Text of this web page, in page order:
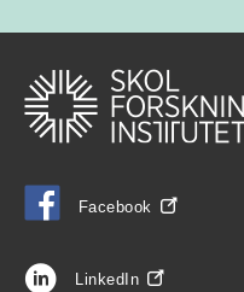
Facebook
LinkedIn